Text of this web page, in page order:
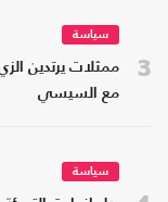
3
سياسة
ممثلات يرتدين
مع السيسي
سياسة